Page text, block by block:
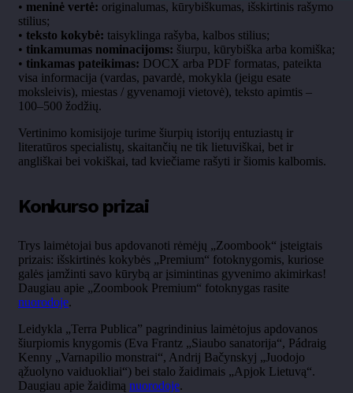
• meninė vertė: originalumas, kūrybiškumas, išskirtinis rašymo
stilius;
• teksto kokybė: taisyklinga rašyba, kalbos stilius;
• tinkamumas nominacijoms: šiurpu, kūrybiška arba komiška;
• tinkamas pateikimas: DOCX arba PDF formatas, pateikta
visa informacija (vardas, pavardė, mokykla (jeigu esate
moksleivis), miestas / gyvenamoji vietovė), teksto apimtis –
100–500 žodžių.
Vertinimo komisijoje turime šiurpių istorijų entuziastų ir
literatūros specialistų, skaitančių ne tik lietuviškai, bet ir
angliškai bei vokiškai, tad kviečiame rašyti ir šiomis kalbomis.
Konkurso prizai
Trys laimėtojai bus apdovanoti rėmėjų „Zoombook“ įsteigtais
prizais: išskirtinės kokybės „Premium“ fotoknygomis, kuriose
galės įamžinti savo kūrybą ar įsimintinas gyvenimo akimirkas!
Daugiau apie „Zoombook Premium“ fotoknygas rasite
nuorodoje.
Leidykla „Terra Publica” pagrindinius laimėtojus apdovanos
šiurpiomis knygomis (Eva Frantz „Siaubo sanatorija“, Pádraig
Kenny „Varnapilio monstrai“, Andrij Bačynskyj „Juodojo
ąžuolyno vaiduokliai“) bei stalo žaidimais „Apjok Lietuvą“.
Daugiau apie žaidimą nuorodoje.